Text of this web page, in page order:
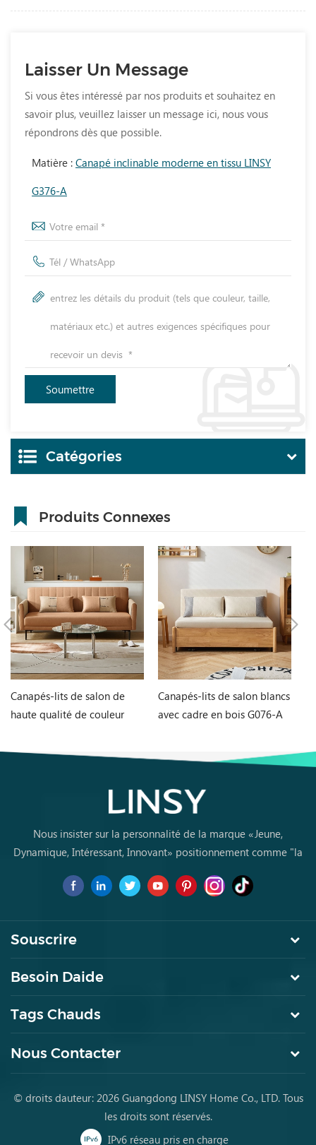
Laisser Un Message
Si vous êtes intéressé par nos produits et souhaitez en
savoir plus, veuillez laisser un message ici, nous vous
répondrons dès que possible.
Matière : Canapé inclinable moderne en tissu LINSY
G376-A
Catégories
Produits Connexes
Canapés-lits de salon de
haute qualité de couleur
Canapés-lits de salon blancs
avec cadre en bois G076-A
Nous insister sur la personnalité de la marque «Jeune,
Dynamique, Intéressant, Innovant» positionnement comme "la
pour la première fois
Souscrire
Besoin Daide
Tags Chauds
Nous Contacter
© droits dauteur: 2026 Guangdong LINSY Home Co., LTD. Tous
les droits sont réservés.
IPv6 réseau pris en charge